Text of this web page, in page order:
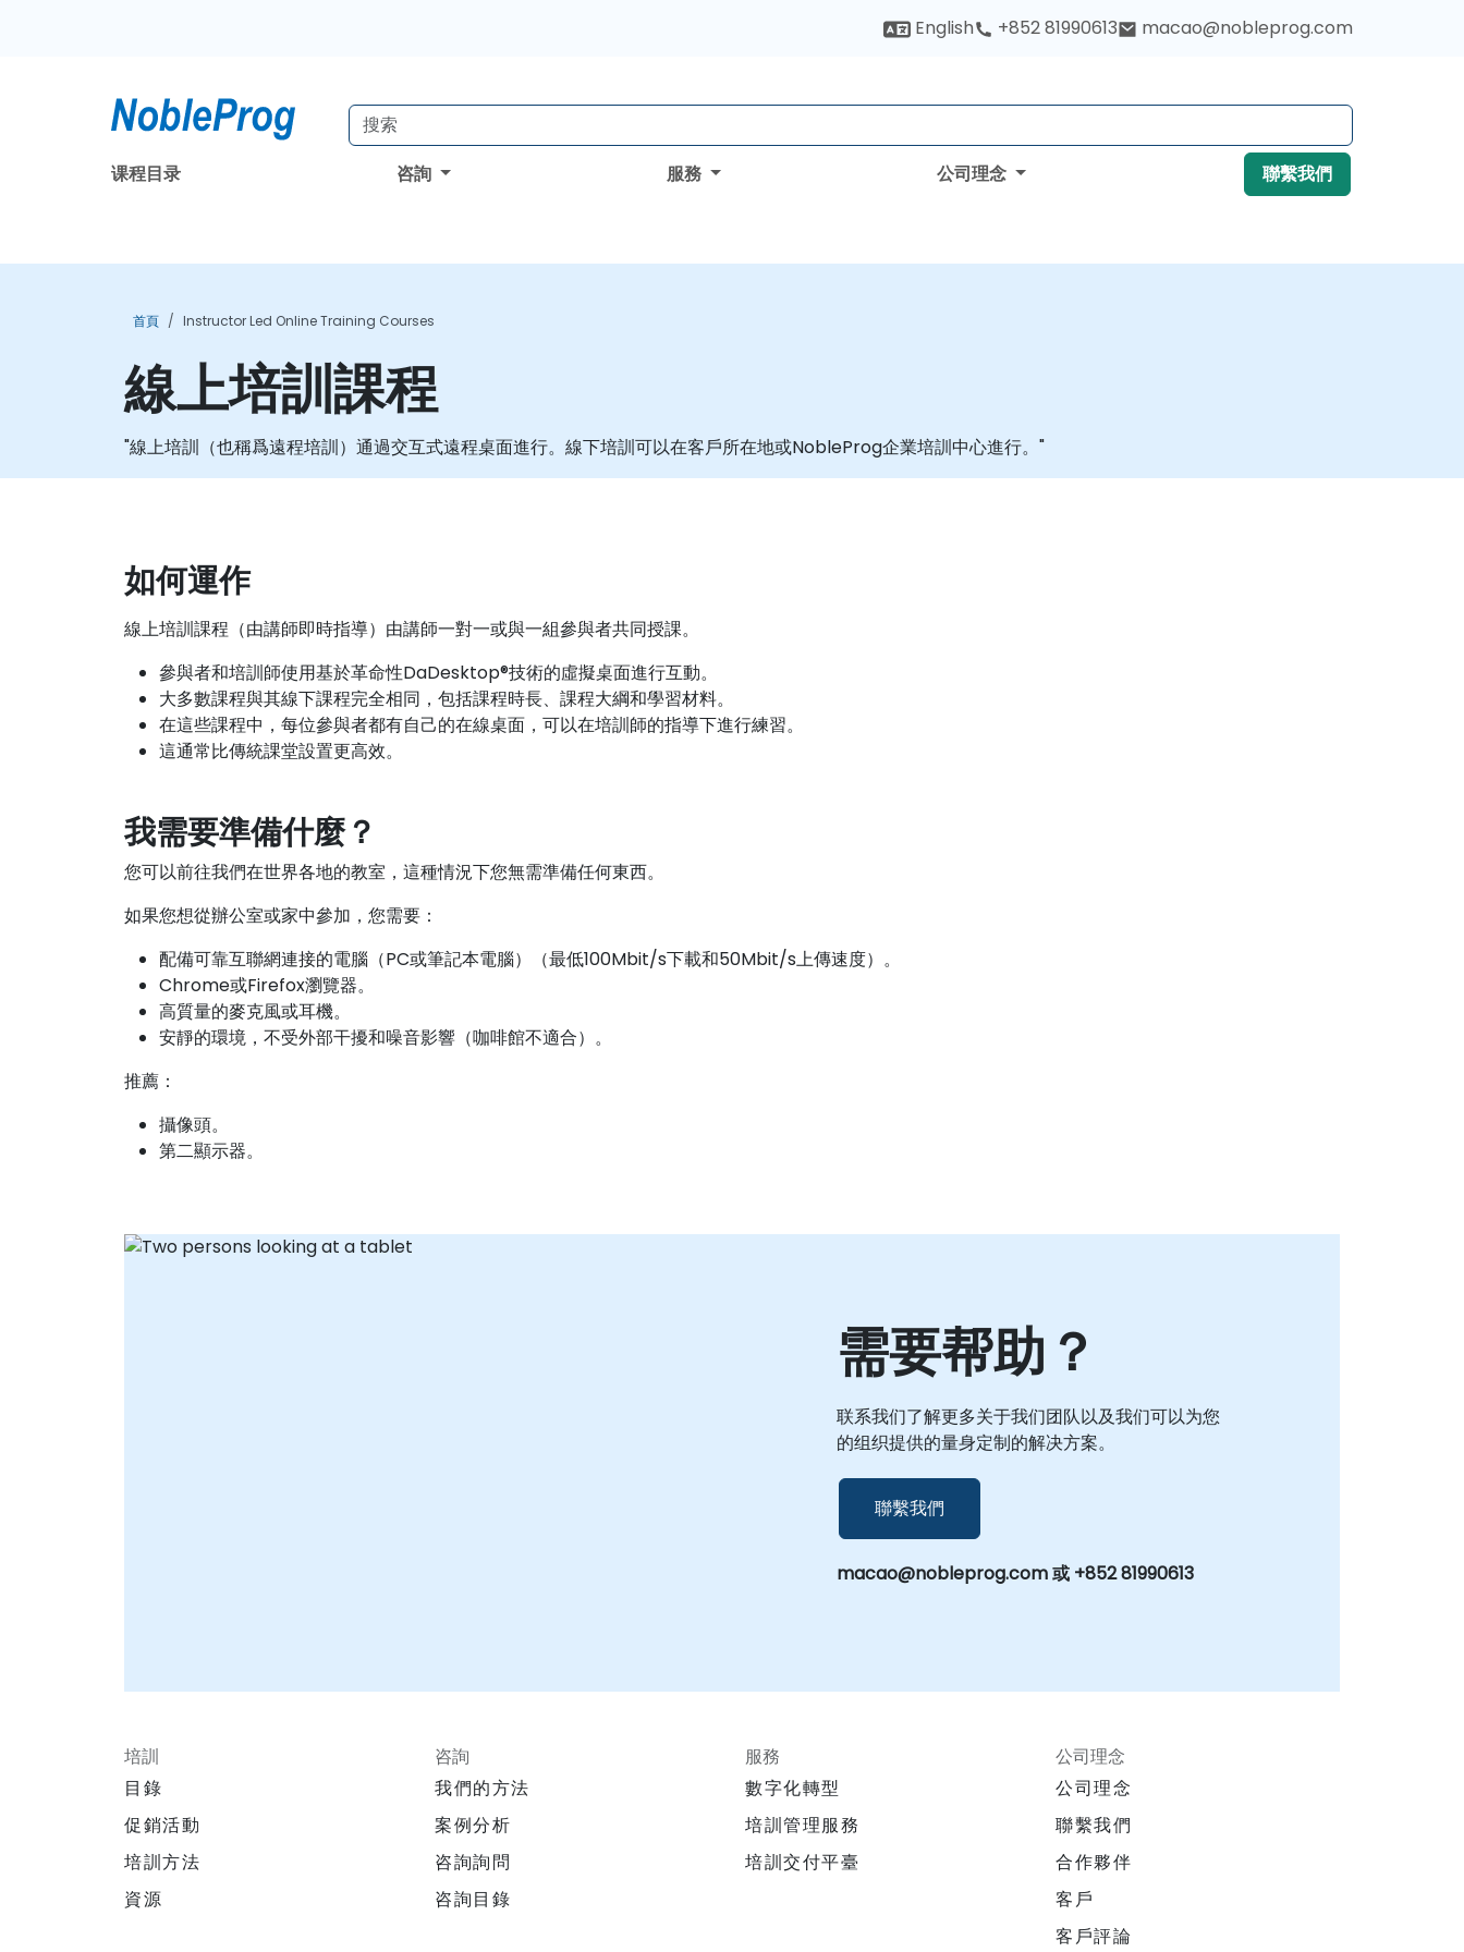
English +852 81990613 macao@nobleprog.com
课程目录 咨詢 服務 公司理念 聯繫我們
首頁 Instructor Led Online Training Courses
線上培訓課程
"線上培訓（也稱爲遠程培訓）通過交互式遠程桌面進行。線下培訓可以在客戶所在地或NobleProg企業培訓中心進行。"
如何運作
線上培訓課程（由講師即時指導）由講師一對一或與一組參與者共同授課。
參與者和培訓師使用基於革命性DaDesktop®技術的虛擬桌面進行互動。
大多數課程與其線下課程完全相同，包括課程時長、課程大綱和學習材料。
在這些課程中，每位參與者都有自己的在線桌面，可以在培訓師的指導下進行練習。
這通常比傳統課堂設置更高效。
我需要準備什麼？
您可以前往我們在世界各地的教室，這種情況下您無需準備任何東西。
如果您想從辦公室或家中參加，您需要：
配備可靠互聯網連接的電腦（PC或筆記本電腦）（最低100Mbit/s下載和50Mbit/s上傳速度）。
Chrome或Firefox瀏覽器。
高質量的麥克風或耳機。
安靜的環境，不受外部干擾和噪音影響（咖啡館不適合）。
推薦：
攝像頭。
第二顯示器。
需要帮助？
联系我们了解更多关于我们团队以及我们可以为您
的组织提供的量身定制的解决方案。
聯繫我們
macao@nobleprog.com 或 +852 81990613
培訓
目錄
促銷活動
培訓方法
資源
咨詢
我們的方法
案例分析
咨詢詢問
咨詢目錄
服務
數字化轉型
培訓管理服務
培訓交付平臺
公司理念
公司理念
聯繫我們
合作夥伴
客戶
客戶評論